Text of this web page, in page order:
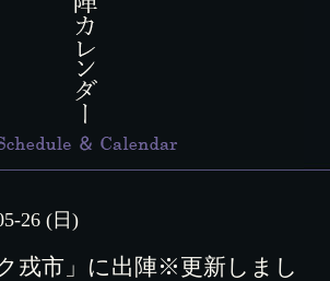
26 (日)
戎市」に出陣※更新しまし